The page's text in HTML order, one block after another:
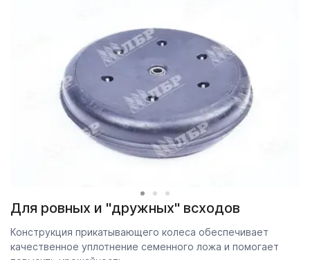
Для ровных и "дружных" всходов
Конструкция прикатывающего колеса обеспечивает
качественное уплотнение семенного ложа и помогает